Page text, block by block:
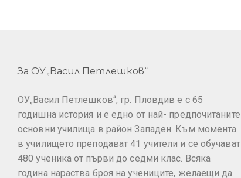
За ОУ„Васил Петлешков“
ОУ„Васил Петлешков“, гр. Пловдив е с 65
годишна история и е едно от най- предпочитаните
основни училища в район Западен. Към момента
в училището преподават 41 учители и се обучават
480 ученика от първи до седми клас. Всяка
година нараства броя на учениците, желаещи да